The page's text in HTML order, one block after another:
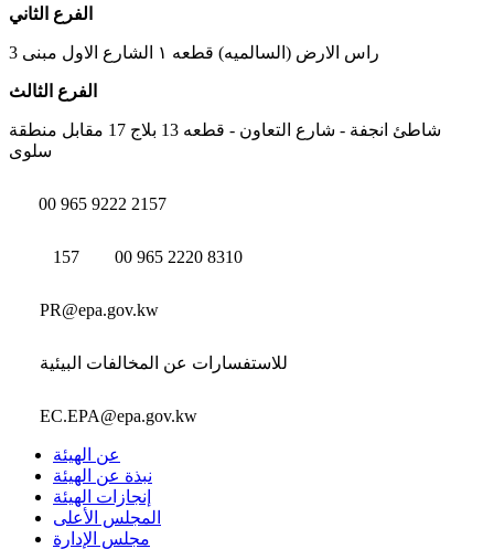
الفرع الثاني
راس الارض (السالميه) قطعه ١ الشارع الاول مبنى 3
الفرع الثالث
شاطئ انجفة - شارع التعاون - قطعه 13 بلاج 17 مقابل منطقة
سلوى
00 965 9222 2157
157 00 965 2220 8310
PR@epa.gov.kw
للاستفسارات عن المخالفات البيئية
EC.EPA@epa.gov.kw
عن الهيئة
نبذة عن الهيئة
إنجازات الهيئة
المجلس الأعلى
مجلس الإدارة